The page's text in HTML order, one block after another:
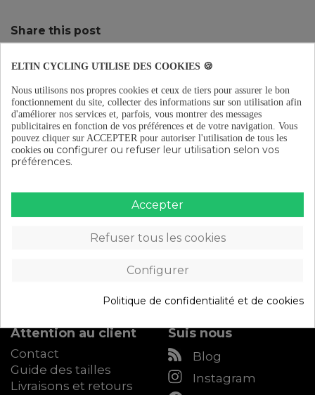
Share this post
TWITTER FACEBOOK PINTEREST
Catalogue
Équipement du
Composants de vélo
Accessoires de vélo
À propos d'Eltin
Découvrez Eltin
Blog (en espagnol)
Eltin
Attention au client
Contact
Guide des tailles
Livraisons et retours
Suis nous
Blog
Instagram
ELTIN CYCLING UTILISE DES COOKIES 🍪
Nous utilisons nos propres cookies et ceux de tiers pour assurer le bon
fonctionnement du site, collecter des informations sur son utilisation afin
d'améliorer nos services et, parfois, vous montrer des messages
publicitaires en fonction de vos préférences et de votre navigation. Vous
pouvez cliquer sur ACCEPTER pour autoriser l'utilisation de tous les
cookies ou configurer ou refuser leur utilisation selon vos
préférences.
Accepter
Refuser tous les cookies
Configurer
Politique de confidentialité et de cookies